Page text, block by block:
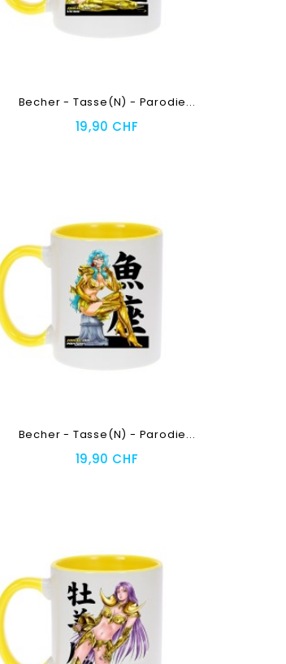
Becher - Tasse(n) - Parodie...
19,90 CHF
Becher - Tasse(n) - Parodie...
19,90 CHF